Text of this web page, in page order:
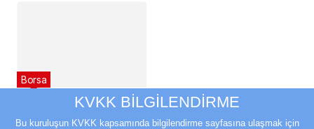
Bu hafta 6 şirket
temettü gündemi ile
Borsa
KVKK BİLGİLENDİRME
Bu kuruluşun KVKK kapsamında bilgilendirme sayfasına ulaşmak için